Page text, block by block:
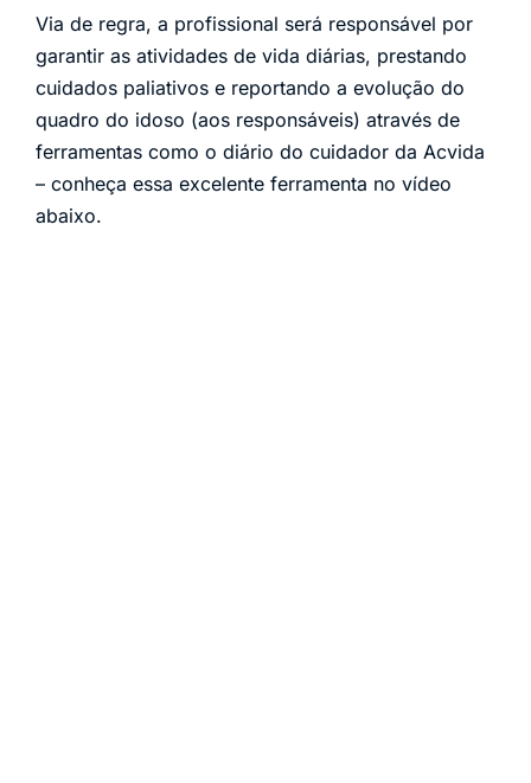
Via de regra, a profissional será responsável por
garantir as atividades de vida diárias, prestando
cuidados paliativos e reportando a evolução do
quadro do idoso (aos responsáveis) através de
ferramentas como o diário do cuidador da Acvida
– conheça essa excelente ferramenta no vídeo
abaixo.